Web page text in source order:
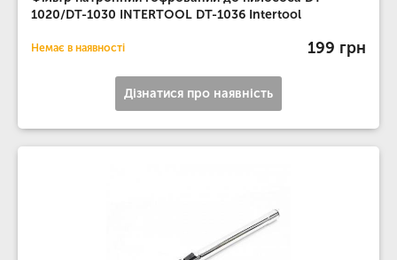
1020/DT-1030 INTERTOOL DT-1036 Intertool
Немає в наявності 199 грн
Дізнатися про наявність